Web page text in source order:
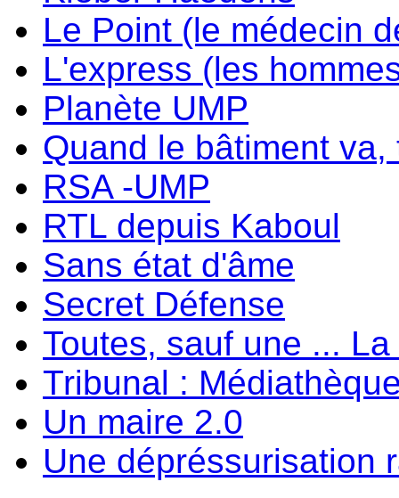
Le Point (le médecin
L'express (les
Planète UMP
Quand le bâtiment va,
RSA -UMP
RTL depuis Kaboul
Sans état d'âme
Secret Défense
Toutes, sauf une ...
Tribunal :
Un maire 2.0
Une dépréssurisation